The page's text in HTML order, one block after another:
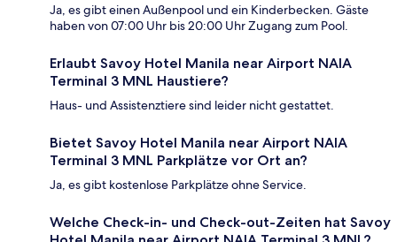
Ja, es gibt einen Außenpool und ein Kinderbecken. Gäste
haben von 07:00 Uhr bis 20:00 Uhr Zugang zum Pool.
Erlaubt Savoy Hotel Manila near Airport NAIA
Terminal 3 MNL Haustiere?
Haus- und Assistenztiere sind leider nicht gestattet.
Bietet Savoy Hotel Manila near Airport NAIA
Terminal 3 MNL Parkplätze vor Ort an?
Ja, es gibt kostenlose Parkplätze ohne Service.
Welche Check-in- und Check-out-Zeiten hat Savoy